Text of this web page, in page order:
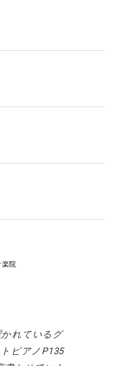
楽院
れているグ
ピアノP135